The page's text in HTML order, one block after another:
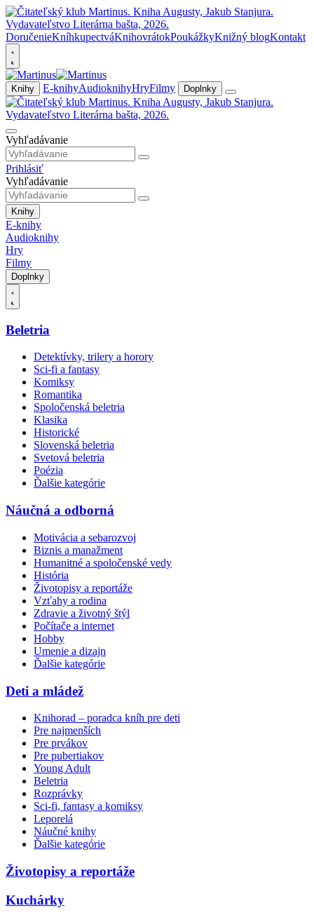
DoručenieKníhkupectváKnihovrátokPoukážkyKnižný blogKontakt
Knihy E-knihyAudioknihyHryFilmy Doplnky
Vyhľadávanie
Prihlásiť
Vyhľadávanie
Knihy
E-knihy
Audioknihy
Hry
Filmy
Doplnky
Beletria
Detektívky, trilery a horory
Sci-fi a fantasy
Komiksy
Romantika
Spoločenská beletria
Klasika
Historické
Slovenská beletria
Svetová beletria
Poézia
Ďalšie kategórie
Náučná a odborná
Motivácia a sebarozvoj
Biznis a manažment
Humanitné a spoločenské vedy
História
Životopisy a reportáže
Vzťahy a rodina
Zdravie a životný štýl
Počítače a internet
Hobby
Umenie a dizajn
Ďalšie kategórie
Deti a mládež
Knihorad – poradca kníh pre deti
Pre najmenších
Pre prvákov
Pre pubertiakov
Young Adult
Beletria
Rozprávky
Sci-fi, fantasy a komiksy
Leporelá
Náučné knihy
Ďalšie kategórie
Životopisy a reportáže
Kuchárky